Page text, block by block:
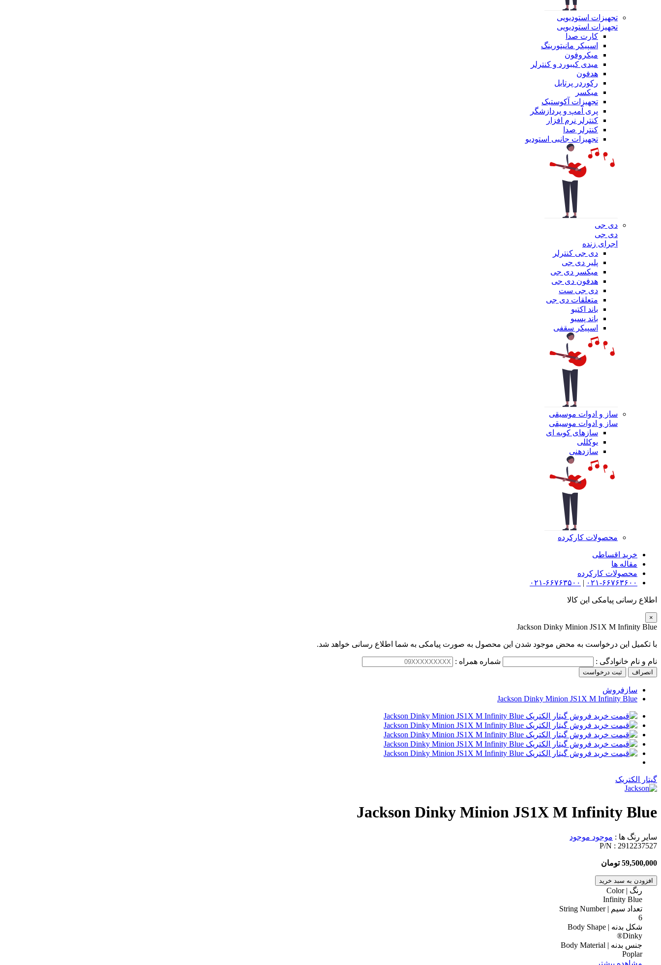
تجهیزات استودیویی
تجهیزات استودیویی
کارت صدا
اسپیکر مانیتورینگ
میکروفون
میدی کیبورد و کنترلر
هدفون
رکوردر پرتابل
میکسر
تجهیزات آکوستیک
پری آمپ و پردازشگر
کنترلر نرم افزار
کنترلر صدا
تجهیزات جانبی استودیو
دی جی
دی جی
اجرای زنده
دی جی کنترلر
پلیر دی جی
میکسر دی جی
هدفون دی جی
دی جی ست
متعلقات دی جی
باند اکتیو
باند پسیو
اسپیکر سقفی
ساز و ادوات موسیقی
ساز و ادوات موسیقی
سازهای کوبه ای
یوکللی
سازدهنی
محصولات کارکرده
خرید اقساطی
مقاله ها
محصولات کارکرده
۰۲۱-۶۶۷۶۳۶۰۰ | ۰۲۱-۶۶۷۶۳۵۰۰
اطلاع رسانی پیامکی این کالا
×
Jackson Dinky Minion JS1X M Infinity Blue
با تکمیل این درخواست به محض موجود شدن این محصول به صورت پیامکی به شما اطلاع رسانی خواهد شد.
نام و نام خانوادگی : شماره همراه :
انصراف ثبت درخواست
سازفروش
Jackson Dinky Minion JS1X M Infinity Blue
گیتار الکتریک
Jackson Dinky Minion JS1X M Infinity Blue
سایر رنگ ها : موجود موجود
P/N : 2912237527
59,500,000 تومان
افزودن به سبد خرید
رنگ | Color
Infinity Blue
تعداد سیم | String Number
6
شکل بدنه | Body Shape
Dinky®
جنس بدنه | Body Material
Poplar
مشاهده بیشتر